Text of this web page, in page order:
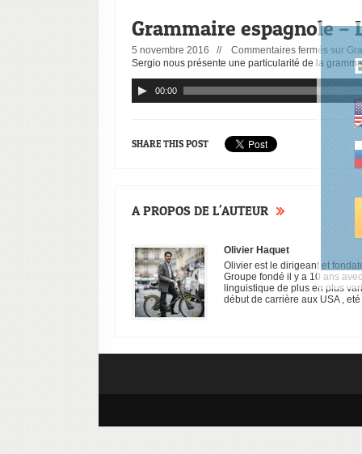
Grammaire espagnole –
5 novembre 2016 // Commentaires fermés sur
Sergio nous présente une particularité de la
Lecteur
audio
00:00
SHARE THIS POST
A PROPOS DE L'AUTEUR
Olivier Haquet
Olivier est le dirigeant et
Groupe fondé il y a 10 ans
linguistique de plus en plus
début de carrière aux USA ,